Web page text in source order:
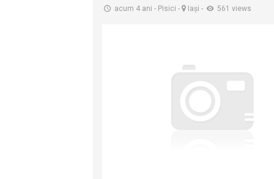
acum 4 ani - Pisici - Iaşi - 561 views